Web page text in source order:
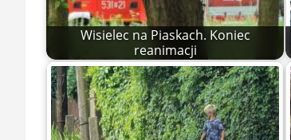
Wisielec na Piaskach. Koniec
reanimacji